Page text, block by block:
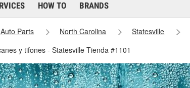
HOW TO BRANDS
Parts North Carolina Statesville
y tifones - Statesville Tienda #1101